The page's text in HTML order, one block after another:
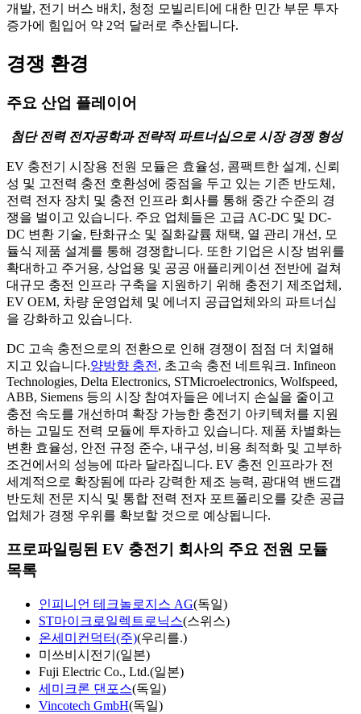
개발, 전기 버스 배치, 청정 모빌리티에 대한 민간 부문 투자
증가에 힘입어 약 2억 달러로 추산됩니다.
경쟁 환경
주요 산업 플레이어
첨단 전력 전자공학과 전략적 파트너십으로 시장 경쟁 형성
EV 충전기 시장용 전원 모듈은 효율성, 콤팩트한 설계, 신뢰
성 및 고전력 충전 호환성에 중점을 두고 있는 기존 반도체,
전력 전자 장치 및 충전 인프라 회사를 통해 중간 수준의 경
쟁을 벌이고 있습니다. 주요 업체들은 고급 AC-DC 및 DC-
DC 변환 기술, 탄화규소 및 질화갈륨 채택, 열 관리 개선, 모
듈식 제품 설계를 통해 경쟁합니다. 또한 기업은 시장 범위를
확대하고 주거용, 상업용 및 공공 애플리케이션 전반에 걸쳐
대규모 충전 인프라 구축을 지원하기 위해 충전기 제조업체,
EV OEM, 차량 운영업체 및 에너지 공급업체와의 파트너십
을 강화하고 있습니다.
DC 고속 충전으로의 전환으로 인해 경쟁이 점점 더 치열해
지고 있습니다.양방향 충전 , 초고속 충전 네트워크. Infineon
Technologies, Delta Electronics, STMicroelectronics, Wolfspeed,
ABB, Siemens 등의 시장 참여자들은 에너지 손실을 줄이고
충전 속도를 개선하며 확장 가능한 충전기 아키텍처를 지원
하는 고밀도 전력 모듈에 투자하고 있습니다. 제품 차별화는
변환 효율성, 안전 규정 준수, 내구성, 비용 최적화 및 고부하
조건에서의 성능에 따라 달라집니다. EV 충전 인프라가 전
세계적으로 확장됨에 따라 강력한 제조 능력, 광대역 밴드갭
반도체 전문 지식 및 통합 전력 전자 포트폴리오를 갖춘 공급
업체가 경쟁 우위를 확보할 것으로 예상됩니다.
프로파일링된 EV 충전기 회사의 주요 전원 모듈
목록
인피니언 테크놀로지스 AG(독일)
ST마이크로일렉트로닉스(스위스)
온세미컨덕터(주)(우리를.)
미쓰비시전기(일본)
Fuji Electric Co., Ltd.(일본)
세미크론 댄포스(독일)
Vincotech GmbH(독일)